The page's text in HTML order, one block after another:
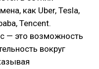
как Uber, Tesla,
Tencent.
— это возможность
вокруг